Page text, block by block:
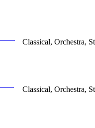
Classical, Orchestra,
Classical, Orchestra,